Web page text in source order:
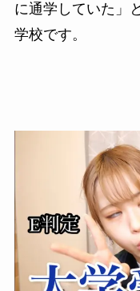
に通学していた」
学校です。